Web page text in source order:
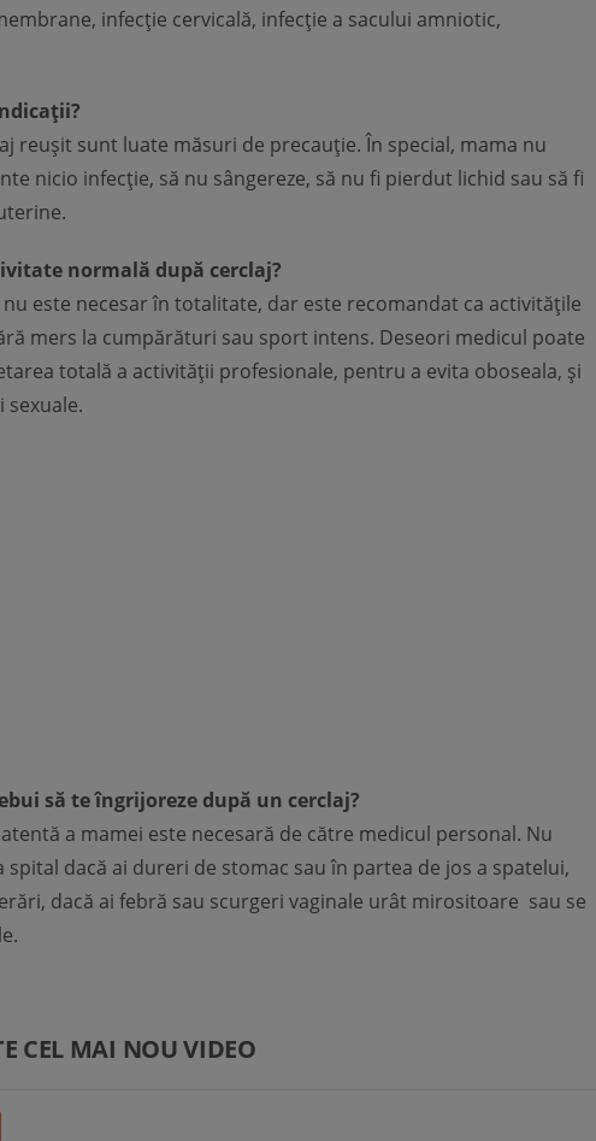
infecție cervicală, infecție a sacului amniotic,
reușit sunt luate măsuri de precauție. În special, mama nu
nicio infecție, să nu sângereze, să nu fi pierdut lichid sau să fi
normală după cerclaj?
nu este necesar în totalitate, dar este recomandat ca activitățile
mers la cumpărături sau sport intens. Deseori medicul poate
totală a activității profesionale, pentru a evita oboseala, și
sexuale.
să te îngrijoreze după un cerclaj?
a mamei este necesară de către medicul personal. Nu
spital dacă ai dureri de stomac sau în partea de jos a spatelui,
dacă ai febră sau scurgeri vaginale urât mirositoare sau se
CEL MAI NOU VIDEO